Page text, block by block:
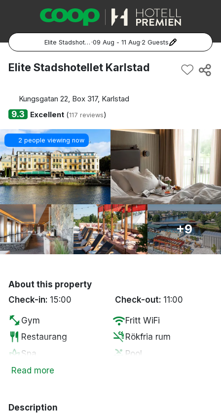
Elite Stadshotellet Karlstad ·09 Aug - 11 Aug·2 Guests
Popular Destinations:
Göteborg
Malmö
Hela Norge
Oslo
Bergen
Hela Danmark
Elite Stadshotellet Karlstad
Kungsgatan 22, Box 317, Karlstad
9.3 Excellent(117 reviews)
2 people viewing now
+9
About this property
Check-in: 15:00 Check-out: 11:00
fitness_center Gym wifiFritt WiFi
restaurant Restaurang smoke_free Rökfria rum
spa Spa pool Pool
wine_barMinibar
Read more
Description